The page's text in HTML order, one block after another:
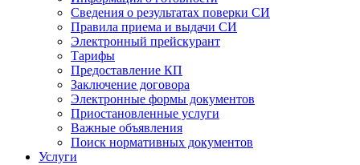
Сведения о результатах поверки СИ
Правила приема и выдачи СИ
Электронный прейскурант
Тарифы
Предоставление КП
Заключение договора
Электронные формы документов
Приостановленные услуги
Важные объявления
Поиск нормативных документов
Услуги